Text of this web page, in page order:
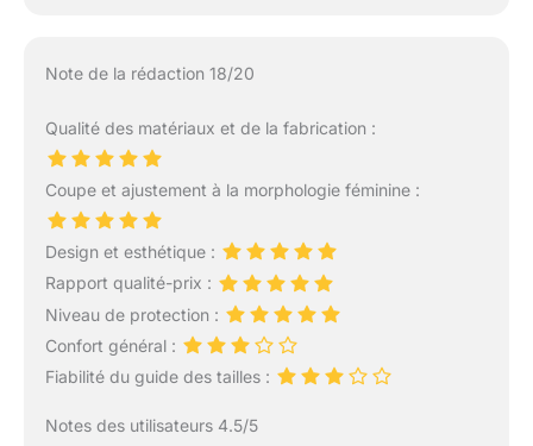
Note de la rédaction 18/20
Qualité des matériaux et de la fabrication :
Coupe et ajustement à la morphologie féminine :
Design et esthétique :
Rapport qualité-prix :
Niveau de protection :
Confort général :
Fiabilité du guide des tailles :
Notes des utilisateurs 4.5/5